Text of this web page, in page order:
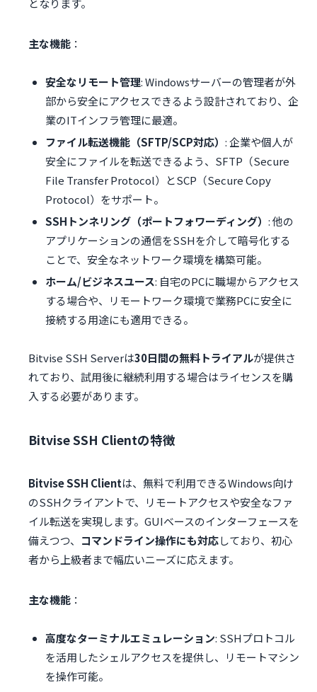
となります。
主な機能 ：
安全なリモート管理: Windowsサーバーの管理者が外
部から安全にアクセスできるよう設計されており、企
業のITインフラ管理に最適。
ファイル転送機能（SFTP/SCP対応） : 企業や個人が
安全にファイルを転送できるよう、SFTP（Secure
File Transfer Protocol）とSCP（Secure Copy
Protocol）をサポート。
SSHトンネリング（ポートフォワーディング） : 他の
アプリケーションの通信をSSHを介して暗号化する
ことで、安全なネットワーク環境を構築可能。
ホーム/ビジネスユース: 自宅のPCに職場からアクセス
する場合や、リモートワーク環境で業務PCに安全に
接続する用途にも適用できる。
Bitvise SSH Serverは30日間の無料トライアルが提供さ
れており、試用後に継続利用する場合はライセンスを購
入する必要があります。
Bitvise SSH Clientの特徴
Bitvise SSH Clientは、無料で利用できるWindows向け
のSSHクライアントで、リモートアクセスや安全なファ
イル転送を実現します。GUIベースのインターフェースを
備えつつ、 コマンドライン操作にも対応しており、初心
者から上級者まで幅広いニーズに応えます。
主な機能 ：
高度なターミナルエミュレーション: SSHプロトコル
を活用したシェルアクセスを提供し、リモートマシン
を操作可能。